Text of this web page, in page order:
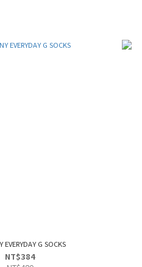
EVERYDAY G SOCKS
NT$384